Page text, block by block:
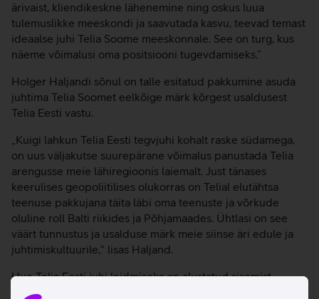
ärivaist, kliendikeskne lähenemine ning oskus luua
tulemuslikke meeskondi ja saavutada kasvu, teevad temast
ideaalse juhi Telia Soome meeskonnale. See on turg, kus
näeme võimalusi oma positsiooni tugevdamiseks.”
Holger Haljandi sõnul on talle esitatud pakkumine asuda
juhtima Telia Soomet eelkõige märk kõrgest usaldusest
Telia Eesti vastu.
„Kuigi lahkun Telia Eesti tegvjuhi kohalt raske südamega,
on uus väljakutse suurepärane võimalus panustada Telia
arengusse meie lähiregioonis laiemalt. Just tänases
keerulises geopoliitilises olukorras on Telial elutähtsa
teenuse pakkujana täita läbi oma teenuste ja võrkude
oluline roll Balti riikides ja Põhjamaades. Ühtlasi on see
väärt tunnustus ja usalduse märk meie siinse äri edule ja
juhtimiskultuurile,“ lisas Haljand.
Uue Telia Eesti juhi leidmiseks on alustatud sisemist
värbamisprotsessi. Kuni uue juhi ametisse määramiseni